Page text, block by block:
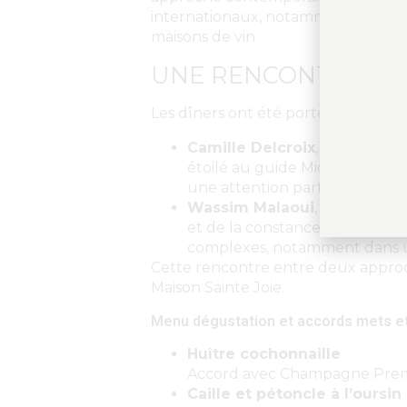
internationaux, notamment dans
maisons de vin.
UNE RENCONTRE
Les dîners ont été portés par la
Camille Delcroix
étoilé au guide Michelin, il
une attention particulière
Wassim Malaoui
, chef
et de la constance. Son rôle
complexes, notamment
Cette rencontre entre deux
Maison Sainte Joie.
Menu dégustation et accords mets
Huître cochonnaille
Accord avec Champagne
Caille et pétoncle à l’oursin